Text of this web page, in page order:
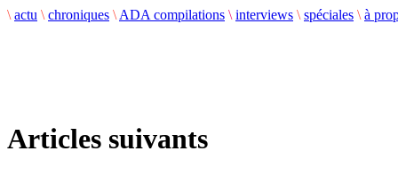
\ actu \ chroniques \ ADA compilations \ interviews \ spéciales \ à
Articles suivants